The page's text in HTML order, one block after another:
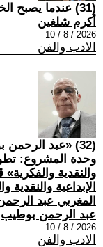
(31) عندما يصبح الخيال أصدق من الواقع
أكرم شلغين
2026 / 8 / 10
الادب والفن
(32) «عبد
وحدة المشروع: تطور
والنقدية
الإبداعية والنقدية
المغربي عبد
عبد الرحمن بوطيب
2026 / 8 / 10
الادب والفن